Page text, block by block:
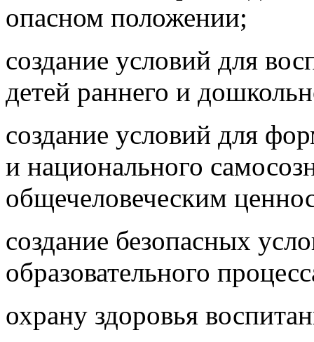
опасном положении;
создание условий для
детей раннего и
создание условий для
и национального
общечеловеческим
создание безопасных
образовательного
охрану здоровья